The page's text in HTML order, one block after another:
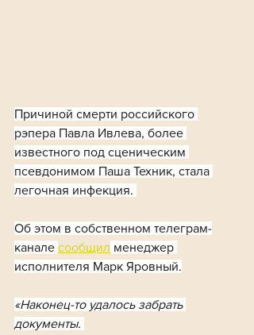
Причиной смерти российского
рэпера Павла Ивлева, более
известного под сценическим
псевдонимом Паша Техник, стала
легочная инфекция.
Об этом в собственном телеграм-
канале сообщил менеджер
исполнителя Марк Яровный.
«Наконец-то удалось забрать
документы.